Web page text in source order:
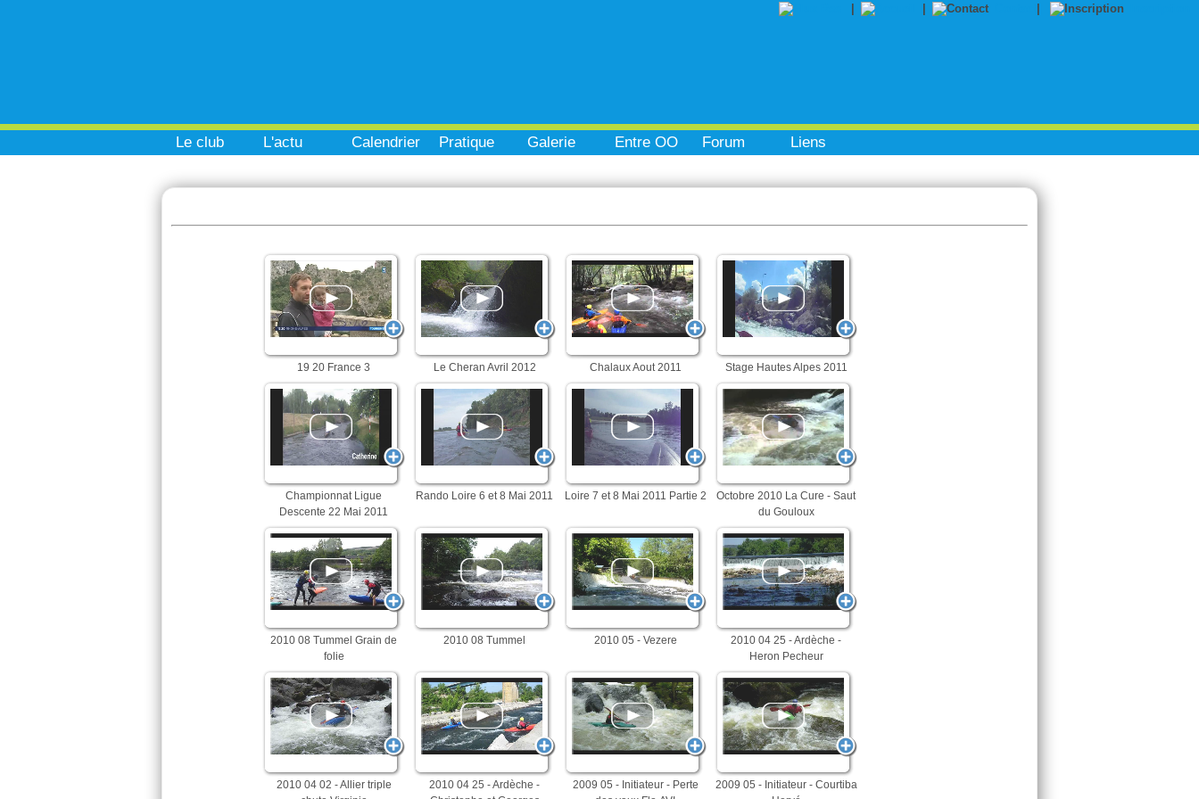
Le club L'actu Calendrier Pratique Galerie Entre OO Forum Liens
19 20 France 3 Le Cheran Avril 2012 Chalaux Aout 2011 Stage Hautes Alpes 2011
Championnat Ligue
Descente 22 Mai 2011
Rando Loire 6 et 8 Mai 2011 Loire 7 et 8 Mai 2011 Partie 2
Octobre 2010 La Cure - Saut
du Gouloux
2010 08 Tummel Grain de
folie
2010 08 Tummel 2010 05 - Vezere
2010 04 25 - Ardèche -
Heron Pecheur
2010 04 02 - Allier triple
2010 04 25 - Ardèche -
2009 05 - Initiateur - Perte
2009 05 - Initiateur - Courtiba